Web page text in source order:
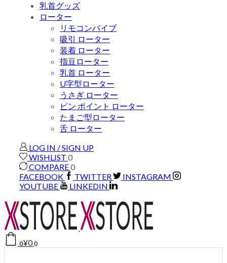
乳首グッズ
ローター
リモコンバイブ
吸引 ローター
装着 ローター
指豆ローター
乳首 ローター
U字型ローター
うさぎ ローター
ピン ポイント ローター
たまご型ローター
舌 ローター
LOG IN / SIGN UP
WISHLIST 0
COMPARE0
FACEBOOK
TWITTER
INSTAGRAM
YOUTUBE
LINKEDIN
0¥0 0